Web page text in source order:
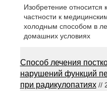
Изобретение относится
частности к
холодным способом в
домашних условиях
Способ лечения
нарушений функций
при радикулопатиях//